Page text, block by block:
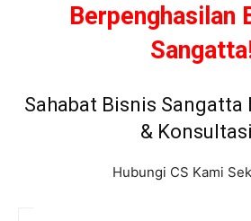
Berpenghasilan
Sahabat Bisnis Sangatta
&
Hubungi CS Kami